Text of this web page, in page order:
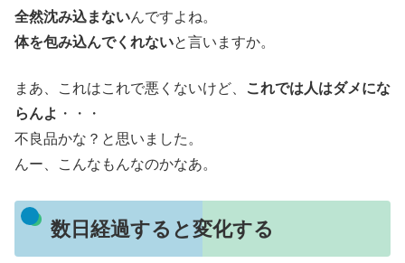
全然沈み込まないんですよね。
体を包み込んでくれないと言いますか。
まあ、これはこれで悪くないけど、
これでは人はダメにな
らんよ ・・・
不良品かな？と思いました。
んー、こんなもんなのかなあ。
数日経過すると変化する